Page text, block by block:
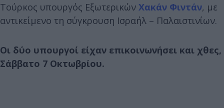
Τούρκος υπουργός Εξωτερικών Χακάν Φιντάν, με
αντικείμενο τη σύγκρουση Ισραήλ – Παλαιστινίων.
Οι δύο υπουργοί είχαν επικοινωνήσει και χθες,
Σάββατο 7 Οκτωβρίου.